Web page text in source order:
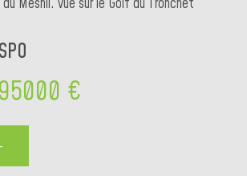
Mesnil. vue sur le Golf du Tronchet
€